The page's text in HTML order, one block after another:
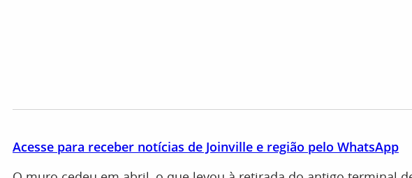
Acesse para receber notícias de Joinville e região pelo WhatsApp